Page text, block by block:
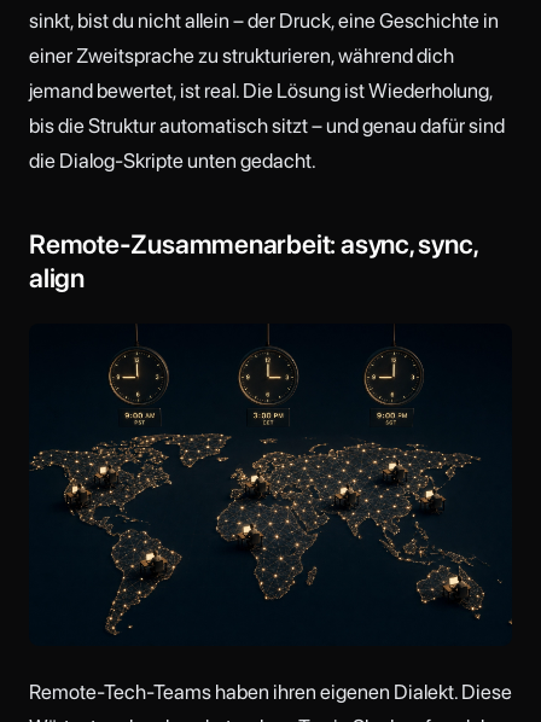
sinkt, bist du nicht allein – der Druck, eine Geschichte in
einer Zweitsprache zu strukturieren, während dich
jemand bewertet, ist real. Die Lösung ist Wiederholung,
bis die Struktur automatisch sitzt – und genau dafür sind
die Dialog-Skripte unten gedacht.
Remote-Zusammenarbeit: async, sync,
align
Remote-Tech-Teams haben ihren eigenen Dialekt. Diese